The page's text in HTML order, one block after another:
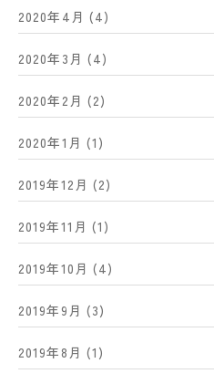
2020年4月 (4)
2020年3月 (4)
2020年2月 (2)
2020年1月 (1)
2019年12月 (2)
2019年11月 (1)
2019年10月 (4)
2019年9月 (3)
2019年8月 (1)